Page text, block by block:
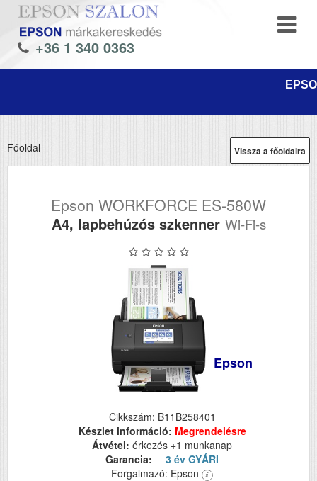
+36 1 340 0363
Vissza a főoldalra
Főoldal
Epson WORKFORCE ES-580W
A4, lapbehúzós szkenner Wi-Fi-s
Epson
Cikkszám: B11B258401
Készlet információ: Megrendelésre
Átvétel: érkezés +1 munkanap
Garancia:
3 év GYÁRI
Forgalmazó: Epson